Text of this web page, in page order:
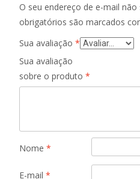
O seu endereço de e-mail não
obrigatórios são marcados
Sua avaliação *
Sua avaliação
sobre o produto *
Nome *
E-mail *